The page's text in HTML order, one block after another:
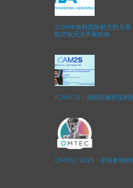
2026年柏林国际航空航天
航空航天业齐聚柏林
ICAM 25：涡轮机械更锐利
OMTEC 2025：必须参加的